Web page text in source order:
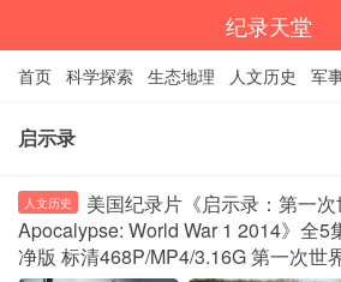
纪录天堂
首页 科学探索 生态地理 人文历史 军
经典纪录
启示录
人文历史
美国纪录片《启示录：第一
Apocalypse: World War 1 2014》全5
净版 标清468P/MP4/3.16G 第一次世